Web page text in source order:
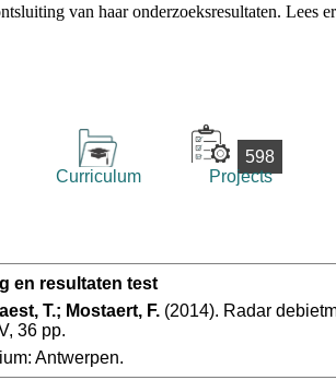
van haar onderzoeksresultaten. Lees
Curriculum
598
Projects
en resultaten test
T.; Mostaert, F. (2014). Radar
36 pp.
Antwerpen.